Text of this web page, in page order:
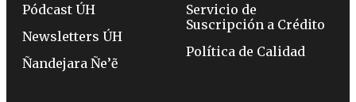
Pódcast ÚH
Newsletters ÚH
Ñandejara Ñe’ẽ
Servicio de
Suscripción a Crédito
Política de Calidad